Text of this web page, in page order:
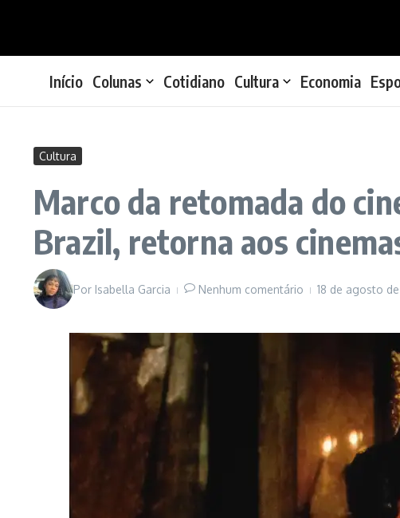
Início Colunas Cotidiano Cultura Economia
Cultura
Marco da retomada do
Brazil, retorna aos
Por Isabella Garcia Nenhum comentário 18 de agosto